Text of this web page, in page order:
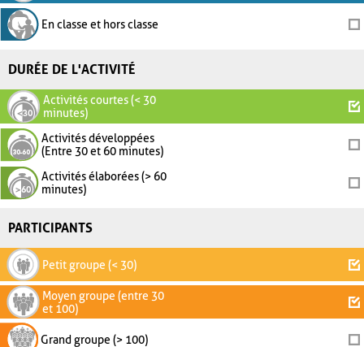
En classe et hors classe
DURÉE DE L'ACTIVITÉ
Activités courtes (< 30
minutes)
Activités développées
(Entre 30 et 60 minutes)
Activités élaborées (> 60
minutes)
PARTICIPANTS
Petit groupe (< 30)
Moyen groupe (entre 30
et 100)
Grand groupe (> 100)